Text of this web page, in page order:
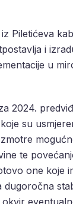
Piletićeva
i
u
2024.
su
te
one koje